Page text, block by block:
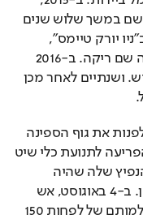
הספינה הועברה למעלה המזח ונותרה שם במשך שלוש שנים
נוספות. על פי תמונות לוויין שפורסמו ב"ניו יורק טיימס",
ספינה התואמת את ממדי הרוזוס נותרה שם ריקה. ב-2016
נראית תמונה אחרת של כלי השיט הנטוש. ושנתיים לאחר מכן
למרות זאת, הרשויות לא עשו דבר כדי לפנות את גוף הספינה
שעגנה לצד המזח, כשלא נראה שהיא הפריעה לתנועת כלי שיט
אחרים. הרוזוס נשכחה וכך גם המטען הנפיץ שלה שהיה
מאוחסן 457 מטרים בלבד ממנה במחסן. ב-4 באוגוסט, אש
הציתה את האומניום החנקתי והובילה למותם של לפחות 150